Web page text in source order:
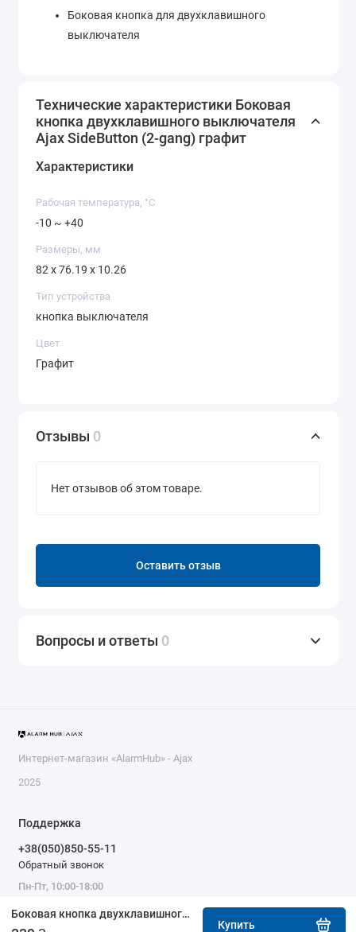
Боковая кнопка двухклавишного выключателя Ajax SideButton (2-gang) графит
Купить
Боковая кнопка для двухклавишного
выключателя
Технические характеристики Боковая
кнопка двухклавишного выключателя
Ajax SideButton (2-gang) графит
Характеристики
Рабочая температура, °C
-10 ~ +40
Размеры, мм
82 x 76.19 x 10.26
Тип устройства
кнопка выключателя
Цвет
Графит
Отзывы 0
Нет отзывов об этом товаре.
Оставить отзыв
Вопросы и ответы 0
Интернет-магазин «AlarmHub» - Ajax
2025
Поддержка
+38(050)850-55-11
Обратный звонок
Пн-Пт, 10:00-18:00